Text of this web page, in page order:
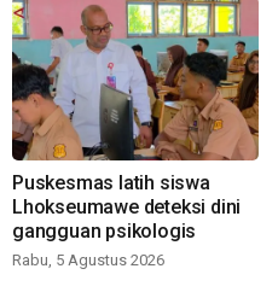
Puskesmas latih siswa
Lhokseumawe deteksi dini
gangguan psikologis
Rabu, 5 Agustus 2026